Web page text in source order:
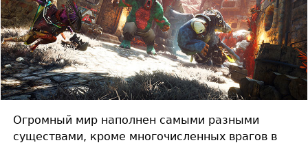
Огромный мир наполнен самыми разными
существами, кроме многочисленных врагов в